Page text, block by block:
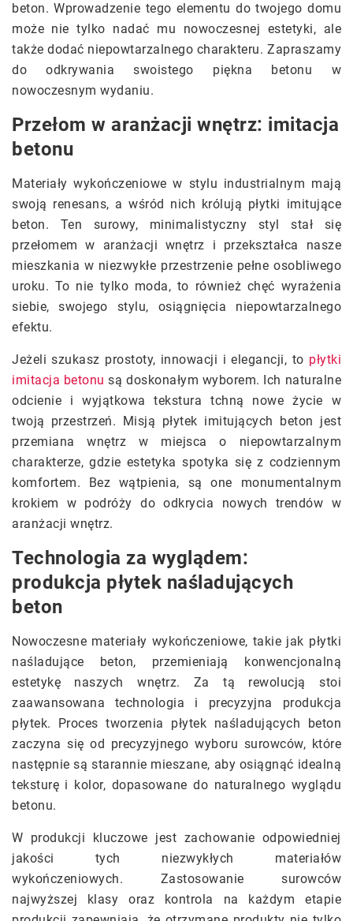
beton. Wprowadzenie tego elementu do twojego domu
może nie tylko nadać mu nowoczesnej estetyki, ale
także dodać niepowtarzalnego charakteru. Zapraszamy
do odkrywania swoistego piękna betonu w
nowoczesnym wydaniu.
Przełom w aranżacji wnętrz: imitacja
betonu
Materiały wykończeniowe w stylu industrialnym mają
swoją renesans, a wśród nich królują płytki imitujące
beton. Ten surowy, minimalistyczny styl stał się
przełomem w aranżacji wnętrz i przekształca nasze
mieszkania w niezwykłe przestrzenie pełne osobliwego
uroku. To nie tylko moda, to również chęć wyrażenia
siebie, swojego stylu, osiągnięcia niepowtarzalnego
efektu.
Jeżeli szukasz prostoty, innowacji i elegancji, to płytki
imitacja betonu są doskonałym wyborem. Ich naturalne
odcienie i wyjątkowa tekstura tchną nowe życie w
twoją przestrzeń. Misją płytek imitujących beton jest
przemiana wnętrz w miejsca o niepowtarzalnym
charakterze, gdzie estetyka spotyka się z codziennym
komfortem. Bez wątpienia, są one monumentalnym
krokiem w podróży do odkrycia nowych trendów w
aranżacji wnętrz.
Technologia za wyglądem:
produkcja płytek naśladujących
beton
Nowoczesne materiały wykończeniowe, takie jak płytki
naśladujące beton, przemieniają konwencjonalną
estetykę naszych wnętrz. Za tą rewolucją stoi
zaawansowana technologia i precyzyjna produkcja
płytek. Proces tworzenia płytek naśladujących beton
zaczyna się od precyzyjnego wyboru surowców, które
następnie są starannie mieszane, aby osiągnąć idealną
teksturę i kolor, dopasowane do naturalnego wyglądu
betonu.
W produkcji kluczowe jest zachowanie odpowiedniej
jakości tych niezwykłych materiałów
wykończeniowych. Zastosowanie surowców
najwyższej klasy oraz kontrola na każdym etapie